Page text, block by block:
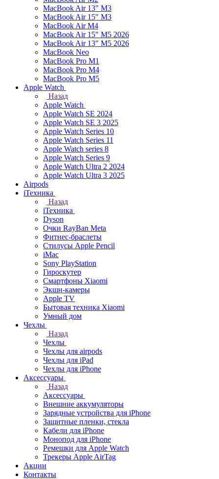
MacBook Air 13" M3
MacBook Air 15" M3
MacBook Air M4
MacBook Air 15" М5 2026
MacBook Air 13" М5 2026
MacBook Neo
MacBook Pro M1
MacBook Pro M4
MacBook Pro M5
Apple Watch
Назад
Apple Watch
Apple Watch SE 2024
Apple Watch SE 3 2025
Apple Watch Series 10
Apple Watch Series 11
Apple Watch series 8
Apple Watch Series 9
Apple Watch Ultra 2 2024
Apple Watch Ultra 3 2025
Airpods
iТехника
Назад
iТехника
Dyson
Очки RayBan Meta
Фитнес-браслеты
Стилусы Apple Pencil
iMac
Sony PlayStation
Гироскутер
Смартфоны Xiaomi
Экшн-камеры
Apple TV
Бытовая техника Xiaomi
Умный дом
Чехлы
Назад
Чехлы
Чехлы для airpods
Чехлы для iPad
Чехлы для iPhone
Аксессуары
Назад
Аксессуары
Внешние аккумуляторы
Зарядные устройства для iPhone
Защитные пленки, стекла
Кабели для iPhone
Монопод для iPhone
Ремешки для Apple Watch
Трекеры Apple AirTag
Акции
Контакты